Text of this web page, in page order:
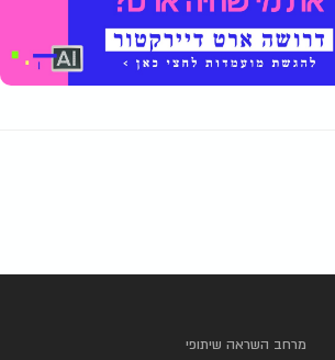
מרחב השראה שיתופי